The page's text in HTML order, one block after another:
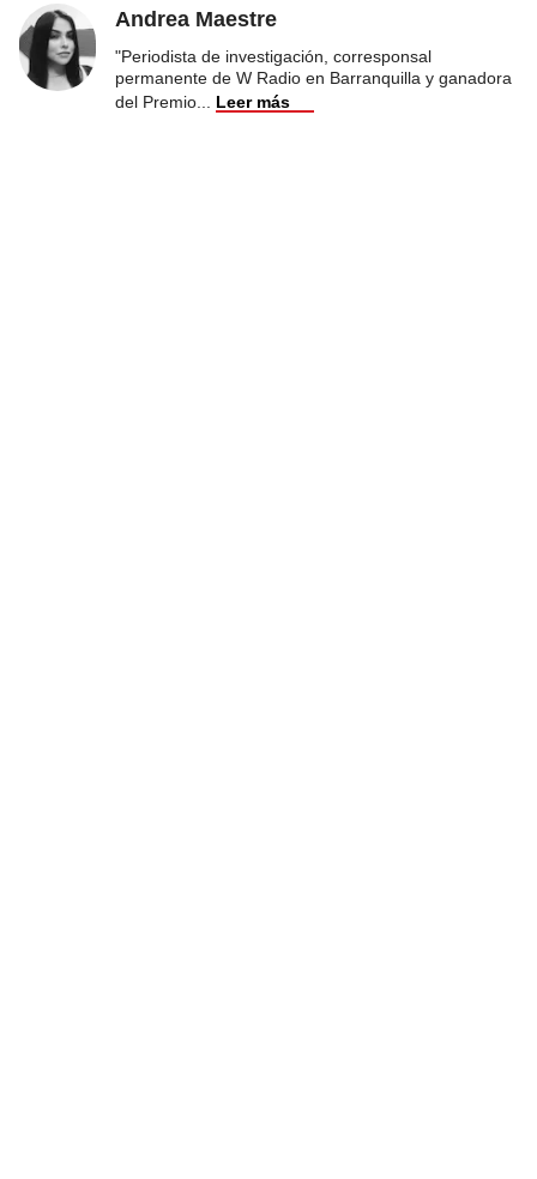
Andrea Maestre
"Periodista de investigación, corresponsal
permanente de W Radio en Barranquilla y ganadora
del Premio
Leer más